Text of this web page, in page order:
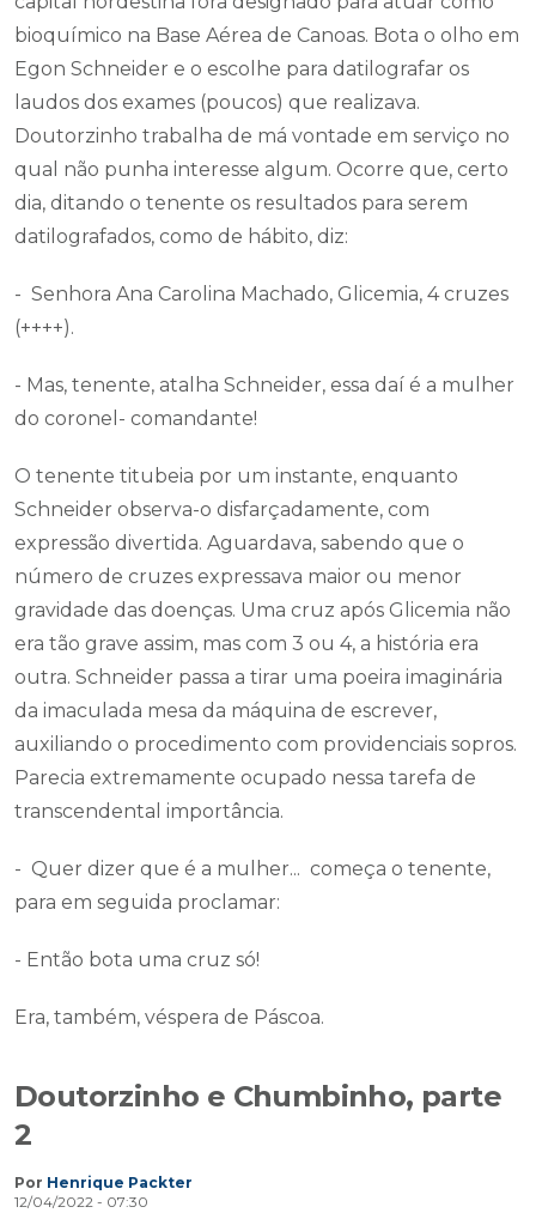
bioquímico na Base Aérea de Canoas. Bota o olho em
Egon Schneider e o escolhe para datilografar os
laudos dos exames (poucos) que realizava.
Doutorzinho trabalha de má vontade em serviço no
qual não punha interesse algum. Ocorre que, certo
dia, ditando o tenente os resultados para serem
datilografados, como de hábito, diz:
- Senhora Ana Carolina Machado, Glicemia, 4 cruzes
(++++).
- Mas, tenente, atalha Schneider, essa daí é a mulher
do coronel- comandante!
O tenente titubeia por um instante, enquanto
Schneider observa-o disfarçadamente, com
expressão divertida. Aguardava, sabendo que o
número de cruzes expressava maior ou menor
gravidade das doenças. Uma cruz após Glicemia não
era tão grave assim, mas com 3 ou 4, a história era
outra. Schneider passa a tirar uma poeira imaginária
da imaculada mesa da máquina de escrever,
auxiliando o procedimento com providenciais sopros.
Parecia extremamente ocupado nessa tarefa de
transcendental importância.
- Quer dizer que é a mulher... começa o tenente,
para em seguida proclamar:
- Então bota uma cruz só!
Era, também, véspera de Páscoa.
Doutorzinho e Chumbinho, parte
2
Por Henrique Packter
12/04/2022 - 07:30